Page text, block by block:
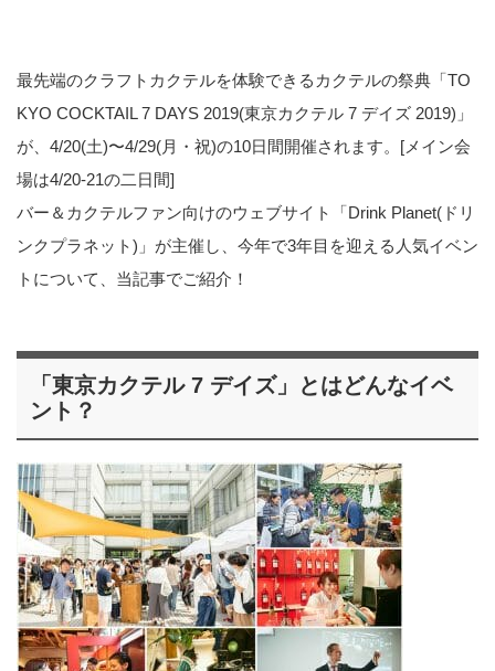
最先端のクラフトカクテルを体験できるカクテルの祭典「TO
KYO COCKTAIL 7 DAYS 2019(東京カクテル 7 デイズ 2019)」
が、4/20(土)〜4/29(月・祝)の10日間開催されます。[メイン会
場は4/20-21の二日間]
バー＆カクテルファン向けのウェブサイト「Drink Planet(ドリ
ンクプラネット)」が主催し、今年で3年目を迎える人気イベン
トについて、当記事でご紹介！
「東京カクテル 7 デイズ」とはどんなイベ
ント？